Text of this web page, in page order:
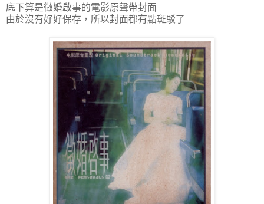
底下算是徵婚啟事的電影原聲帶封面
由於沒有好好保存，所以封面都有點斑駁了